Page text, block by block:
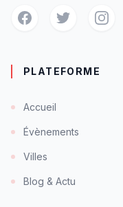
PLATEFORME
Accueil
Évènements
Villes
Blog & Actu